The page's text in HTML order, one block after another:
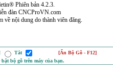
Phiên bản 4.2.3.
đàn CNCProVN.com
về nội dung do thành viên đăng.
Tắt
[Ẩn Bộ Gõ - F12]
bộ gõ trên máy của bạn.